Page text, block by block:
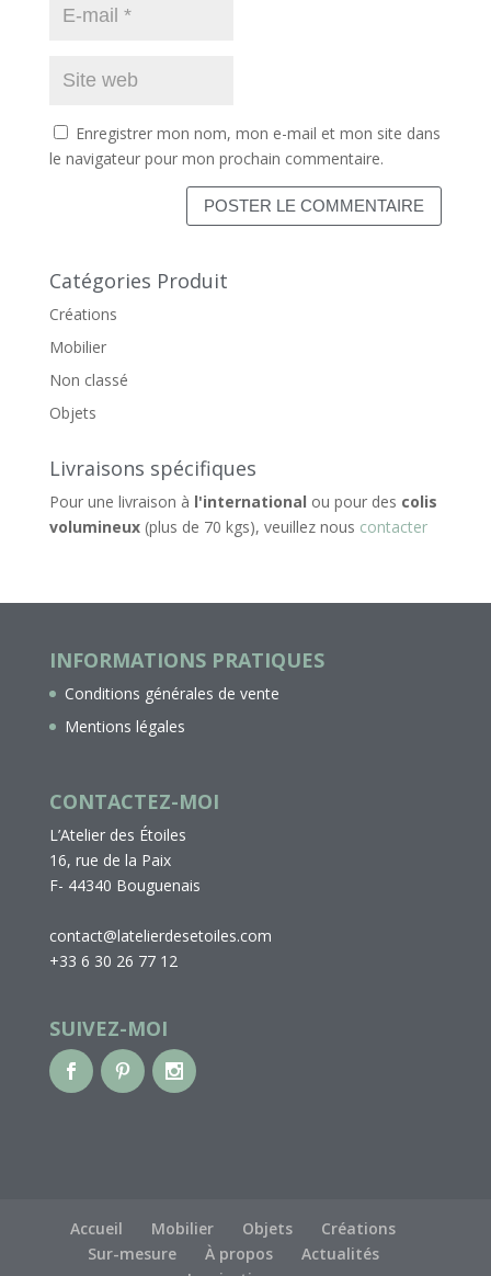
Enregistrer mon nom, mon e-mail et mon site dans
le navigateur pour mon prochain commentaire.
Catégories Produit
Créations
Mobilier
Non classé
Objets
Livraisons spécifiques
Pour une livraison à l'international ou pour des colis
volumineux(plus de 70 kgs), veuillez nous contacter
INFORMATIONS PRATIQUES
Conditions générales de vente
Mentions légales
CONTACTEZ-MOI
L’Atelier des Étoiles
16, rue de la Paix
F- 44340 Bouguenais
contact@latelierdesetoiles.com
+33 6 30 26 77 12
SUIVEZ-MOI
Accueil Mobilier Objets
Créations
Sur-mesure
À propos
Actualités